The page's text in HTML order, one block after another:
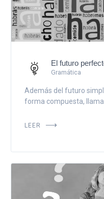
El futuro
Gramática
Además del futuro
forma compuesta,
LEER